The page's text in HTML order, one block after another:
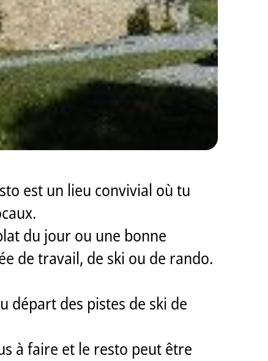
est un lieu convivial où tu
du jour ou une bonne
de travail, de ski ou de rando.
départ des pistes de ski de
à faire et le resto peut être